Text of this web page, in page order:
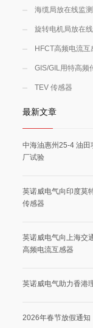
海缆局放在线监
旋转电机局放在
HFCT高频电流互
GIS/GIL用特高频
TEV 传感器
最新文章
中海油惠州25-4 油田
厂试验
英诺威电气向印度莫
传感器
英诺威电气向上海交
高频电流互感器
英诺威电气助力香港
2026年春节放假通知